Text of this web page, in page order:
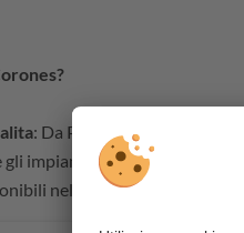
: Da Perca, Valdaora,
impianti di risalita per
nelle rispettive stazioni a